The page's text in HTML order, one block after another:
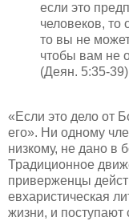
если это
человеков, то
то вы не
чтобы вам не
(Деян. 5:35-
«Если это дело от
его». Ни одному
низкому, не дано в
Традиционное
приверженцы
евхаристическая
жизни, и поступают